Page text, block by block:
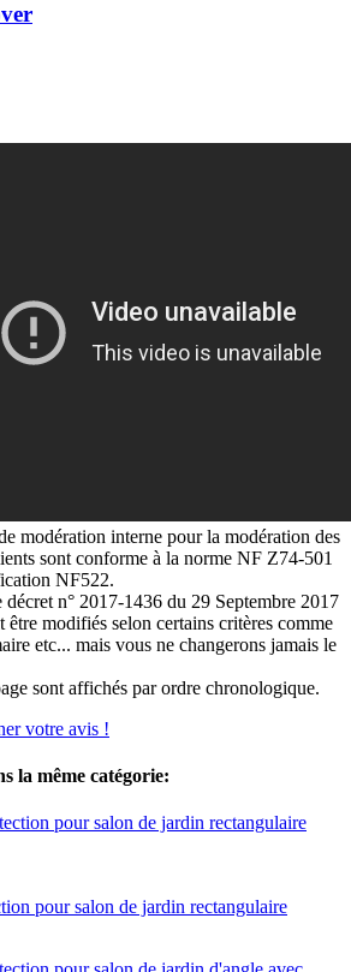
modération interne pour la modération des
sont conforme à la norme NF Z74-501
NF522.
n° 2017-1436 du 29 Septembre 2017
être modifiés selon certains critères comme
etc... mais vous ne changerons jamais le
sont affichés par ordre chronologique.
votre avis !
la même catégorie:
pour salon de jardin rectangulaire